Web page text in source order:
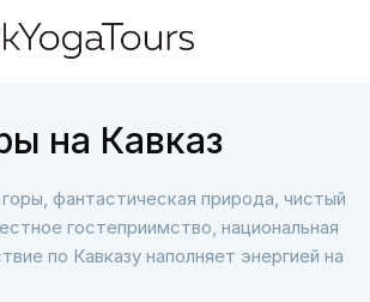
на Кавказ
фантастическая природа, чистый
гостеприимство, национальная
по Кавказу наполняет энергией на